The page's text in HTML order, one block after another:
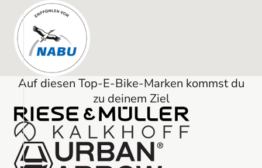
Auf diesen Top-E-Bike-Marken kommst du
zu deinem Ziel